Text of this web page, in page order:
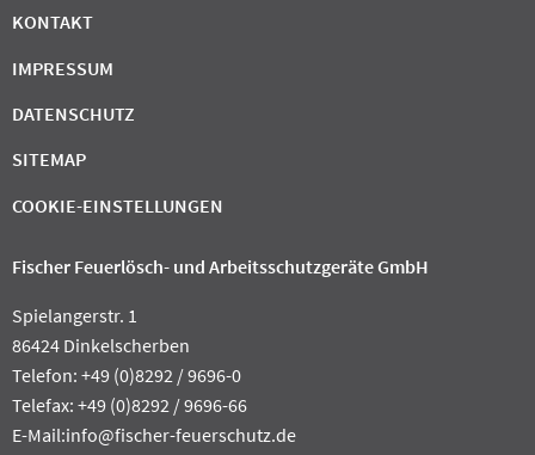
KONTAKT
IMPRESSUM
DATENSCHUTZ
SITEMAP
COOKIE-EINSTELLUNGEN
Fischer Feuerlösch- und Arbeitsschutzgeräte GmbH
Spielangerstr. 1
86424 Dinkelscherben
Telefon: +49 (0)8292 / 9696-0
Telefax: +49 (0)8292 / 9696-66
E-Mail:info@fischer-feuerschutz.de